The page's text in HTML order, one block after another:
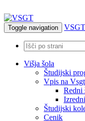
Toggle navigation VSGT
Višja šola
Študijski
Vpis na Vsgt
Redni
Študijski
Cenik